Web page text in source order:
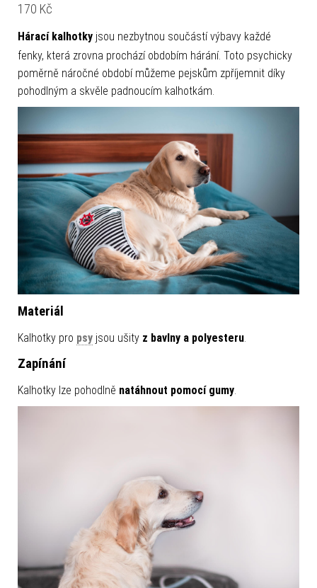
170 Kč
Hárací kalhotky jsou nezbytnou součástí výbavy každé
fenky, která zrovna prochází obdobím hárání. Toto psychicky
poměrně náročné období můžeme pejskům zpříjemnit díky
pohodlným a skvěle padnoucím kalhotkám.
Materiál
Kalhotky pro psy jsou ušity z bavlny a polyesteru.
Zapínání
Kalhotky lze pohodlně natáhnout pomocí gumy.